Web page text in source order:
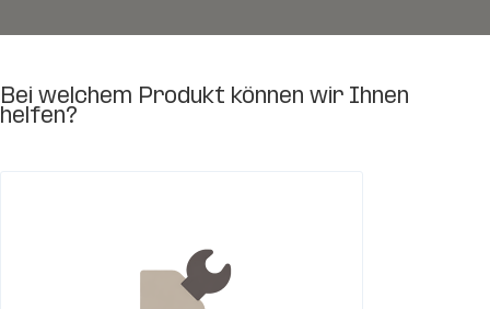
Bei welchem Produkt können wir Ihnen
helfen?